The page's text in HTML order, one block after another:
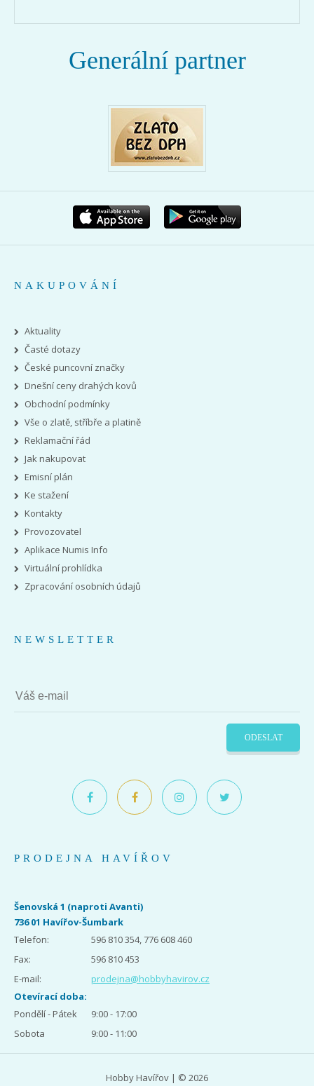
Generální partner
NAKUPOVÁNÍ
Aktuality
Časté dotazy
České puncovní značky
Dnešní ceny drahých kovů
Obchodní podmínky
Vše o zlatě, stříbře a platině
Reklamační řád
Jak nakupovat
Emisní plán
Ke stažení
Kontakty
Provozovatel
Aplikace Numis Info
Virtuální prohlídka
Zpracování osobních údajů
NEWSLETTER
ODESLAT
PRODEJNA HAVÍŘOV
Šenovská 1 (naproti Avanti)
736 01 Havířov-Šumbark
Telefon:
596 810 354, 776 608 460
Fax:
596 810 453
E-mail:
prodejna@hobbyhavirov.cz
Otevírací doba:
Pondělí - Pátek
9:00 - 17:00
Sobota
9:00 - 11:00
Hobby Havířov | © 2026